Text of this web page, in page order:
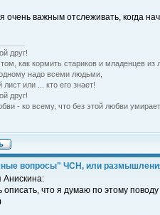
очень важным отслеживать, когда
друг!
как кормить стариков и младенцев из
надо всеми людьми,
лист или ... кто его знает!
друг!
- ко всему, что без этой любви
вопросы" ЧСН, или
Анискина:
описать, что я думаю по этому